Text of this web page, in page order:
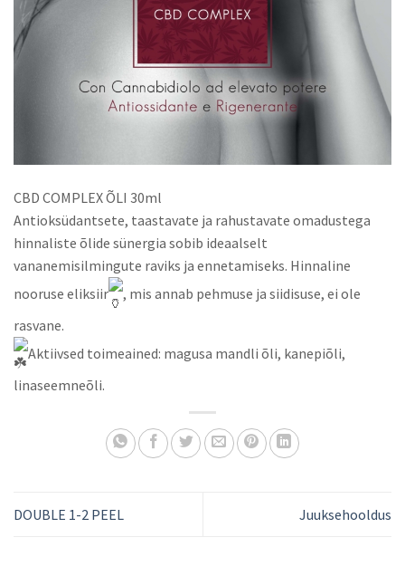
CBD COMPLEX ÕLI 30ml
Antioksüdantsete, taastavate ja rahustavate omadustega
hinnaliste õlide sünergia sobib ideaalselt
vananemisilmingute raviks ja ennetamiseks. Hinnaline
nooruse eliksiir
, mis annab pehmuse ja siidisuse, ei ole
rasvane.
Aktiivsed toimeained: magusa mandli õli, kanepiõli,
linaseemneõli.
DOUBLE 1-2 PEEL Juuksehooldus